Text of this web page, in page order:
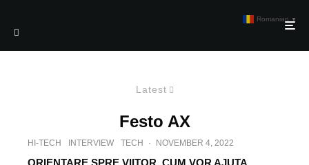
Latest
Festo AX
HI-TECH INTERVIEW TECH · NOVEMBER 4, 2022
ORIENTARE SPRE VIITOR. CUM VOR AJUTA
Romanian ▼